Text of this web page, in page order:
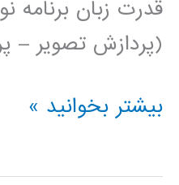
قدرت زبان برنامه
(پردازش تصویر –
فیلم
simulink
بیشتر بخوانید »